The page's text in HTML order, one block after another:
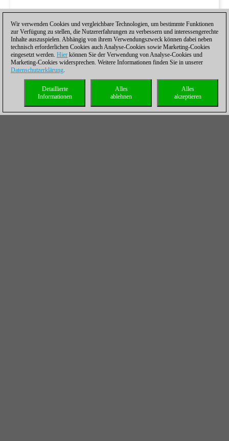
Wir verwenden Cookies und vergleichbare Technologien, um bestimmte Funktionen
zur Verfügung zu stellen, die Nutzererfahrungen zu verbessern und interessengerechte
Inhalte auszuspielen. Abhängig von ihrem Verwendungszweck können dabei neben
technisch erforderlichen Cookies auch Analyse-Cookies sowie Marketing-Cookies
eingesetzt werden. Hier können Sie der Verwendung von Analyse-Cookies und
Marketing-Cookies widersprechen. Weitere Informationen finden Sie in unserer
Datenschutzerklärung.
Alles
akzeptieren
Alles
ablehnen
Detaillierte
Informationen